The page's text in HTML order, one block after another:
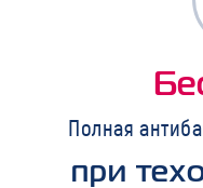
Полная
при